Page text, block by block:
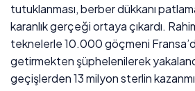
tutuklanması, berber dükkanı
karanlık gerçeği ortaya çıkardı.
teknelerle 10.000 göçmeni
getirmekten şüphelenilerek
geçişlerden 13 milyon sterlin